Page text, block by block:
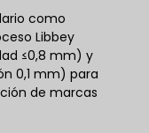
como
Libbey
≤0,8 mm) y
0,1 mm) para
de marcas